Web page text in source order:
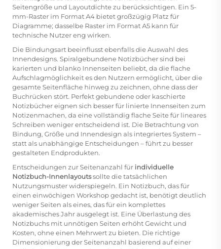
Seitengröße und Layoutdichte zu berücksichtigen. Ein 5-
mm-Raster im Format A4 bietet großzügig Platz für
Diagramme; dasselbe Raster im Format A5 kann für
technische Nutzer eng wirken.
Die Bindungsart beeinflusst ebenfalls die Auswahl des
Innendesigns. Spiralgebundene Notizbücher sind bei
karierten und blanko Innenseiten beliebt, da die flache
Aufschlagmöglichkeit es den Nutzern ermöglicht, über die
gesamte Seitenfläche hinweg zu zeichnen, ohne dass der
Buchrücken stört. Perfekt gebundene oder kaschierte
Notizbücher eignen sich besser für linierte Innenseiten zum
Notizenmachen, da eine vollständig flache Seite für lineares
Schreiben weniger entscheidend ist. Die Betrachtung von
Bindung, Größe und Innendesign als integriertes System –
statt als unabhängige Entscheidungen – führt zu besser
gestalteten Endprodukten.
Entscheidungen zur Seitenanzahl für individuelle
Notizbuch-Innenlayoutssollte die tatsächlichen
Nutzungsmuster widerspiegeln. Ein Notizbuch, das für
einen einwöchigen Workshop gedacht ist, benötigt deutlich
weniger Seiten als eines, das für ein komplettes
akademisches Jahr ausgelegt ist. Eine Überlastung des
Notizbuchs mit unnötigen Seiten erhöht Gewicht und
Kosten, ohne einen Mehrwert zu bieten. Die richtige
Dimensionierung der Seitenanzahl basierend auf einer